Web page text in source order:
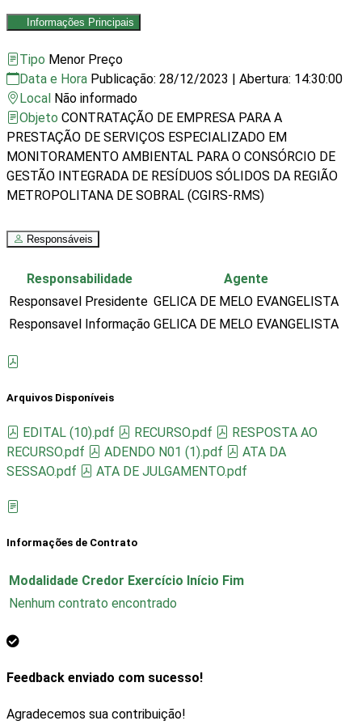
Informações Principais
Tipo Menor Preço
Data e Hora Publicação: 28/12/2023
Abertura: 14:30:00
Local Não informado
Objeto CONTRATAÇÃO DE EMPRESA PARA A
PRESTAÇÃO DE SERVIÇOS ESPECIALIZADO EM
MONITORAMENTO AMBIENTAL PARA O CONSÓRCIO DE
GESTÃO INTEGRADA DE RESÍDUOS SÓLIDOS DA REGIÃO
METROPOLITANA DE SOBRAL (CGIRS-RMS)
Responsáveis
Responsabilidade
Agente
Responsavel Presidente GELICA DE MELO EVANGELISTA
Responsavel Informação GELICA DE MELO EVANGELISTA
Arquivos Disponíveis
EDITAL (10).pdf RECURSO.pdf
RESPOSTA AO
RECURSO.pdf
ADENDO N01 (1).pdf
ATA DA
SESSAO.pdf
ATA DE JULGAMENTO.pdf
Informações de Contrato
Modalidade Credor Exercício Início Fim
Nenhum contrato encontrado
Feedback enviado com sucesso!
Agradecemos sua contribuição!